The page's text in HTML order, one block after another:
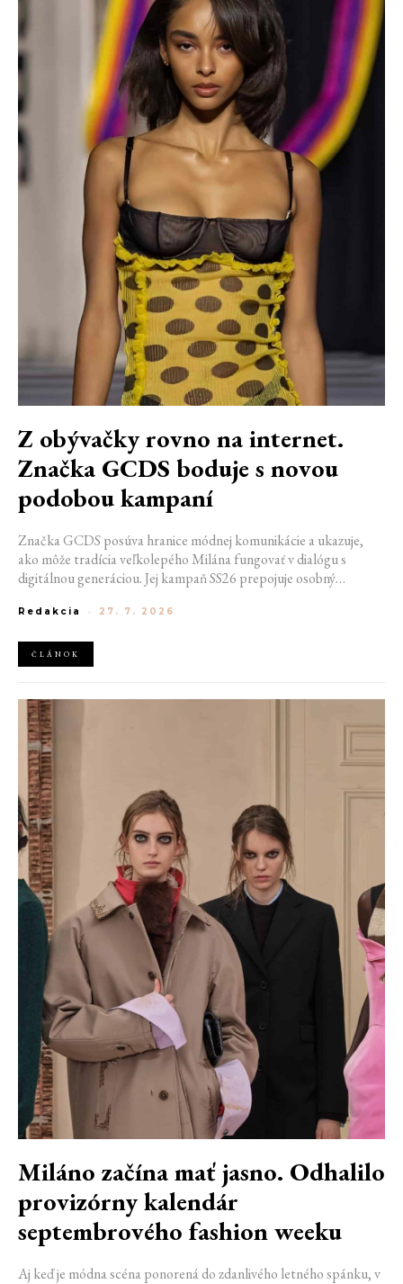
Z obývačky rovno na internet.
Značka GCDS boduje s novou
podobou kampaní
Značka GCDS posúva hranice módnej komunikácie a ukazuje,
ako môže tradícia veľkolepého Milána fungovať v dialógu s
digitálnou generáciou. Jej kampaň SS26 prepojuje osobný
spôsob, akým dnes módu vnímame a zdieľame. Zároveň
trendy a vytvárať autentické spojenie medzi módou, digitálnym
prostredím a každodenným životom mladej generácie.
Redakcia - 27. 7. 2026
ČLÁNOK
Miláno začína mať jasno. Odhalilo
provizórny kalendár
septembrového fashion weeku
Aj keď je módna scéna ponorená do zdanlivého letného spánku, v